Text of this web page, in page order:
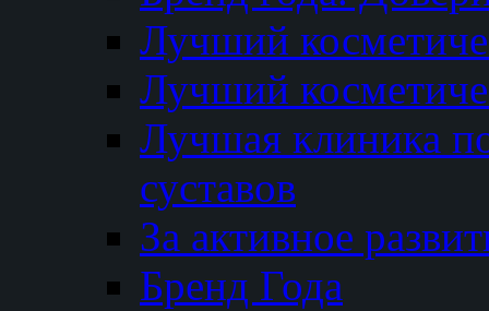
Лучший
Лучший
Лучшая клиника
суставов
За активное
Бренд Года